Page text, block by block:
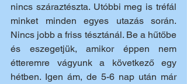
nincs száraztészta. Utóbbi meg is tréfál
minket minden egyes utazás során.
Nincs jobb a friss tésztánál. Be a hűtőbe
és eszegetjük, amikor éppen nem
étteremre vágyunk a következő egy
hétben. Igen ám, de 5-6 nap után már